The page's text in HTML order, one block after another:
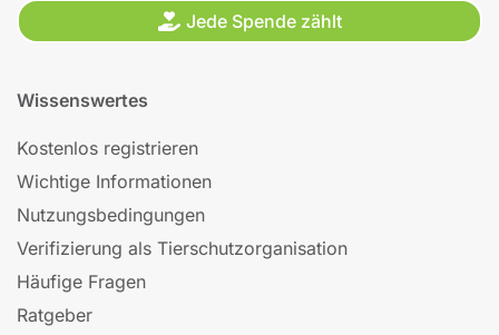
Jede Spende zählt
Wissenswertes
Kostenlos registrieren
Wichtige Informationen
Nutzungsbedingungen
Verifizierung als Tierschutzorganisation
Häufige Fragen
Ratgeber